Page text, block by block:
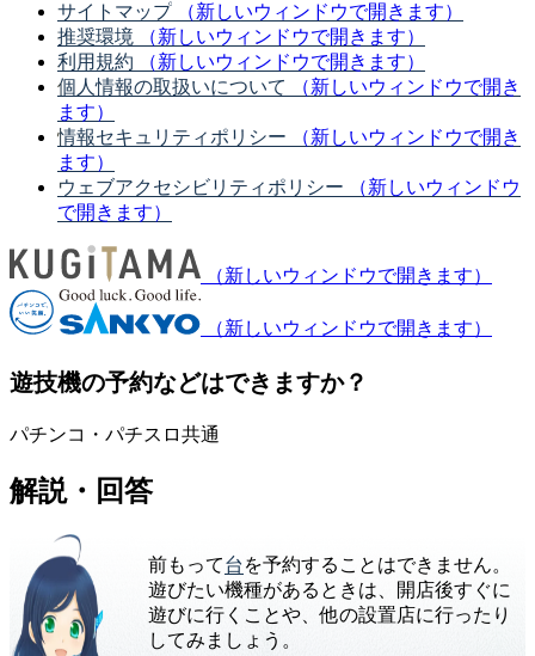
サイトマップ
（新しいウィンドウで開きます）
推奨環境
（新しいウィンドウで開きます）
利用規約
（新しいウィンドウで開きます）
個人情報の取扱いについて
（新しいウィンドウで開き
ます）
情報セキュリティポリシー
（新しいウィンドウで開き
ます）
ウェブアクセシビリティポリシー
（新しいウィンドウ
で開きます）
（新しいウィンドウで開きます）
（新しいウィンドウで開きます）
遊技機の予約などはできますか？
パチンコ・パチスロ共通
解説・回答
前もって台 を予約することはできません。
遊びたい機種があるときは、開店後すぐに
遊びに行くことや、他の設置店に行ったり
してみましょう。